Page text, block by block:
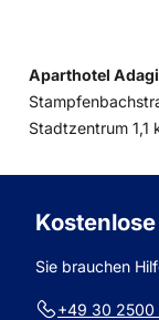
Aparthotel
Entfernung
Stadtzentrum 1,1
Sie brauchen
+49 30 2500